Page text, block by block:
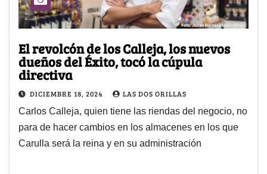
El revolcón de los Calleja, los nuevos
dueños del Éxito, tocó la cúpula
directiva
DICIEMBRE 18, 2024 LAS DOS ORILLAS
Carlos Calleja, quien tiene las riendas del negocio, no
para de hacer cambios en los almacenes en los que
Carulla será la reina y en su administración